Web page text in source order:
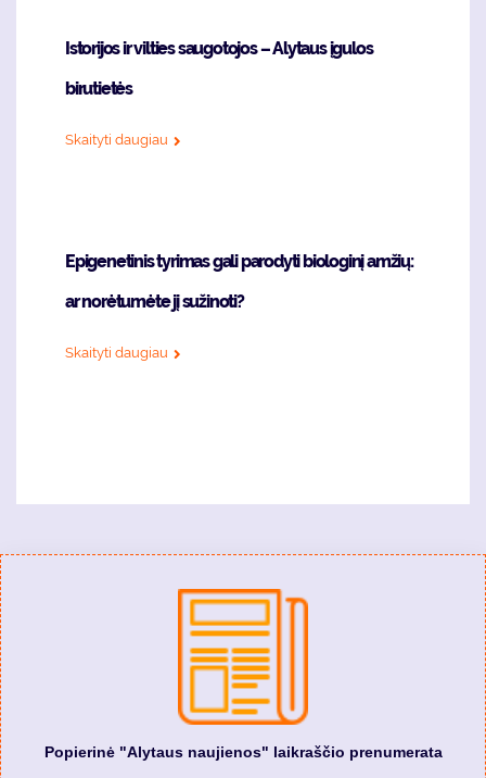
Istorijos ir vilties saugotojos – Alytaus įgulos
birutietės
Skaityti daugiau
Epigenetinis tyrimas gali parodyti biologinį amžių:
ar norėtumėte jį sužinoti?
Skaityti daugiau
Popierinė "Alytaus naujienos" laikraščio prenumerata